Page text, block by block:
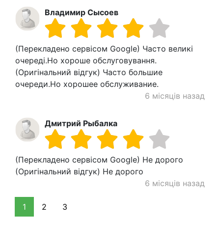
Владимир Сысоев
(Перекладено сервісом Google) Часто великі
очереді.Но хороше обслуговування.
(Оригінальний відгук) Часто большие
очереди.Но хорошее обслуживание.
6 місяців назад
Дмитрий Рыбалка
(Перекладено сервісом Google) Не дорого
(Оригінальний відгук) Не дорого
6 місяців назад
1 2 3